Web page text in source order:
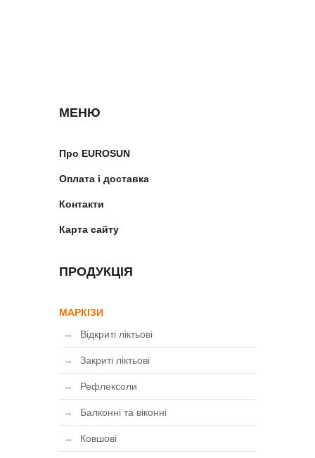
МЕНЮ
Про EUROSUN
Оплата і доставка
Контакти
Карта сайту
ПРОДУКЦІЯ
МАРКІЗИ
Відкриті ліктьові
Закриті ліктьові
Рефлексоли
Балконні та віконні
Ковшові